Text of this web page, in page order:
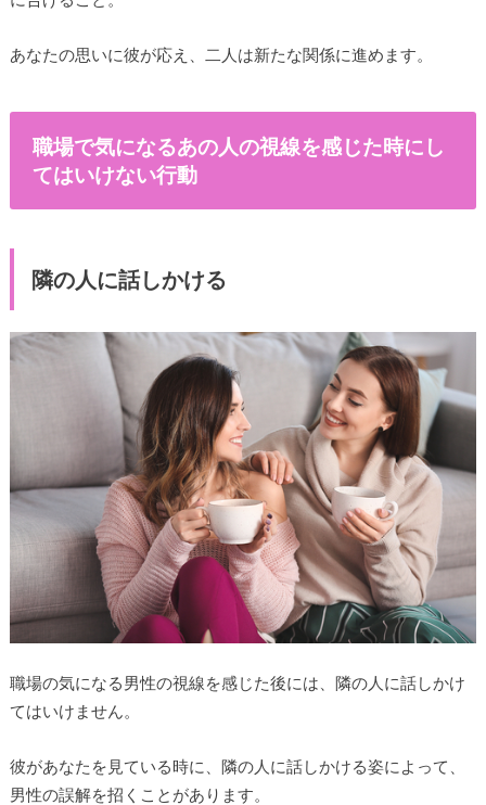
あなたの思いに彼が応え、二人は新たな関係に進めます。
職場で気になるあの人の視線を感じた時にし
てはいけない行動
隣の人に話しかける
職場の気になる男性の視線を感じた後には、隣の人に話しかけ
てはいけません。
彼があなたを見ている時に、隣の人に話しかける姿によって、
男性の誤解を招くことがあります。